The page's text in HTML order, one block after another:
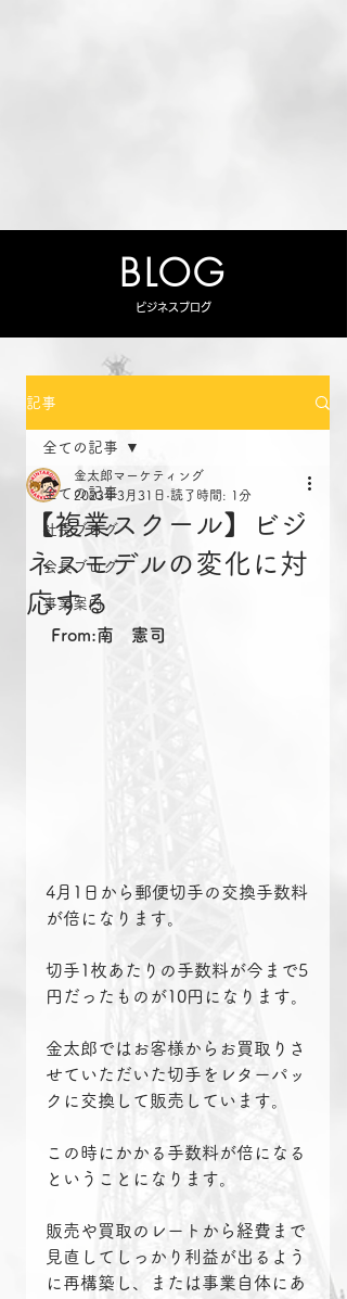
BLOG
ビジネスブログ
記事
全ての記事
社長ブログ
会長ブログ
事業案内
全ての記事
【複業スクール】ビジ
ネスモデルの変化に対
応する
金太郎マーケティング
2023年3月31日 読了時間: 1分
From:南　憲司
4月1日から郵便切手の交換手数料
が倍になります。
切手1枚あたりの手数料が今まで5
円だったものが10円になります。
金太郎ではお客様からお買取りさ
せていただいた切手をレターパッ
クに交換して販売しています。
この時にかかる手数料が倍になる
ということになります。
販売や買取のレートから経費まで
見直してしっかり利益が出るよう
に再構築し、または事業自体にあ